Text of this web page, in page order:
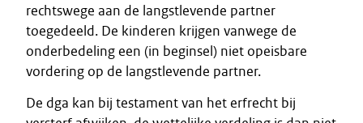
rechtswege aan de langstlevende partner
toegedeeld. De kinderen krijgen vanwege de
onderbedeling een (in beginsel) niet opeisbare
vordering op de langstlevende partner.
De dga kan bij testament van het erfrecht bij